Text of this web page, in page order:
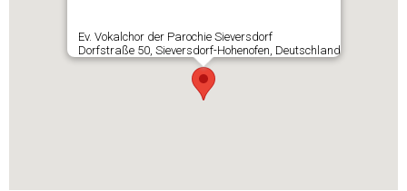
Ev. Vokalchor der Parochie Sieversdorf
Dorfstraße 50, Sieversdorf-Hohenofen, Deutschland